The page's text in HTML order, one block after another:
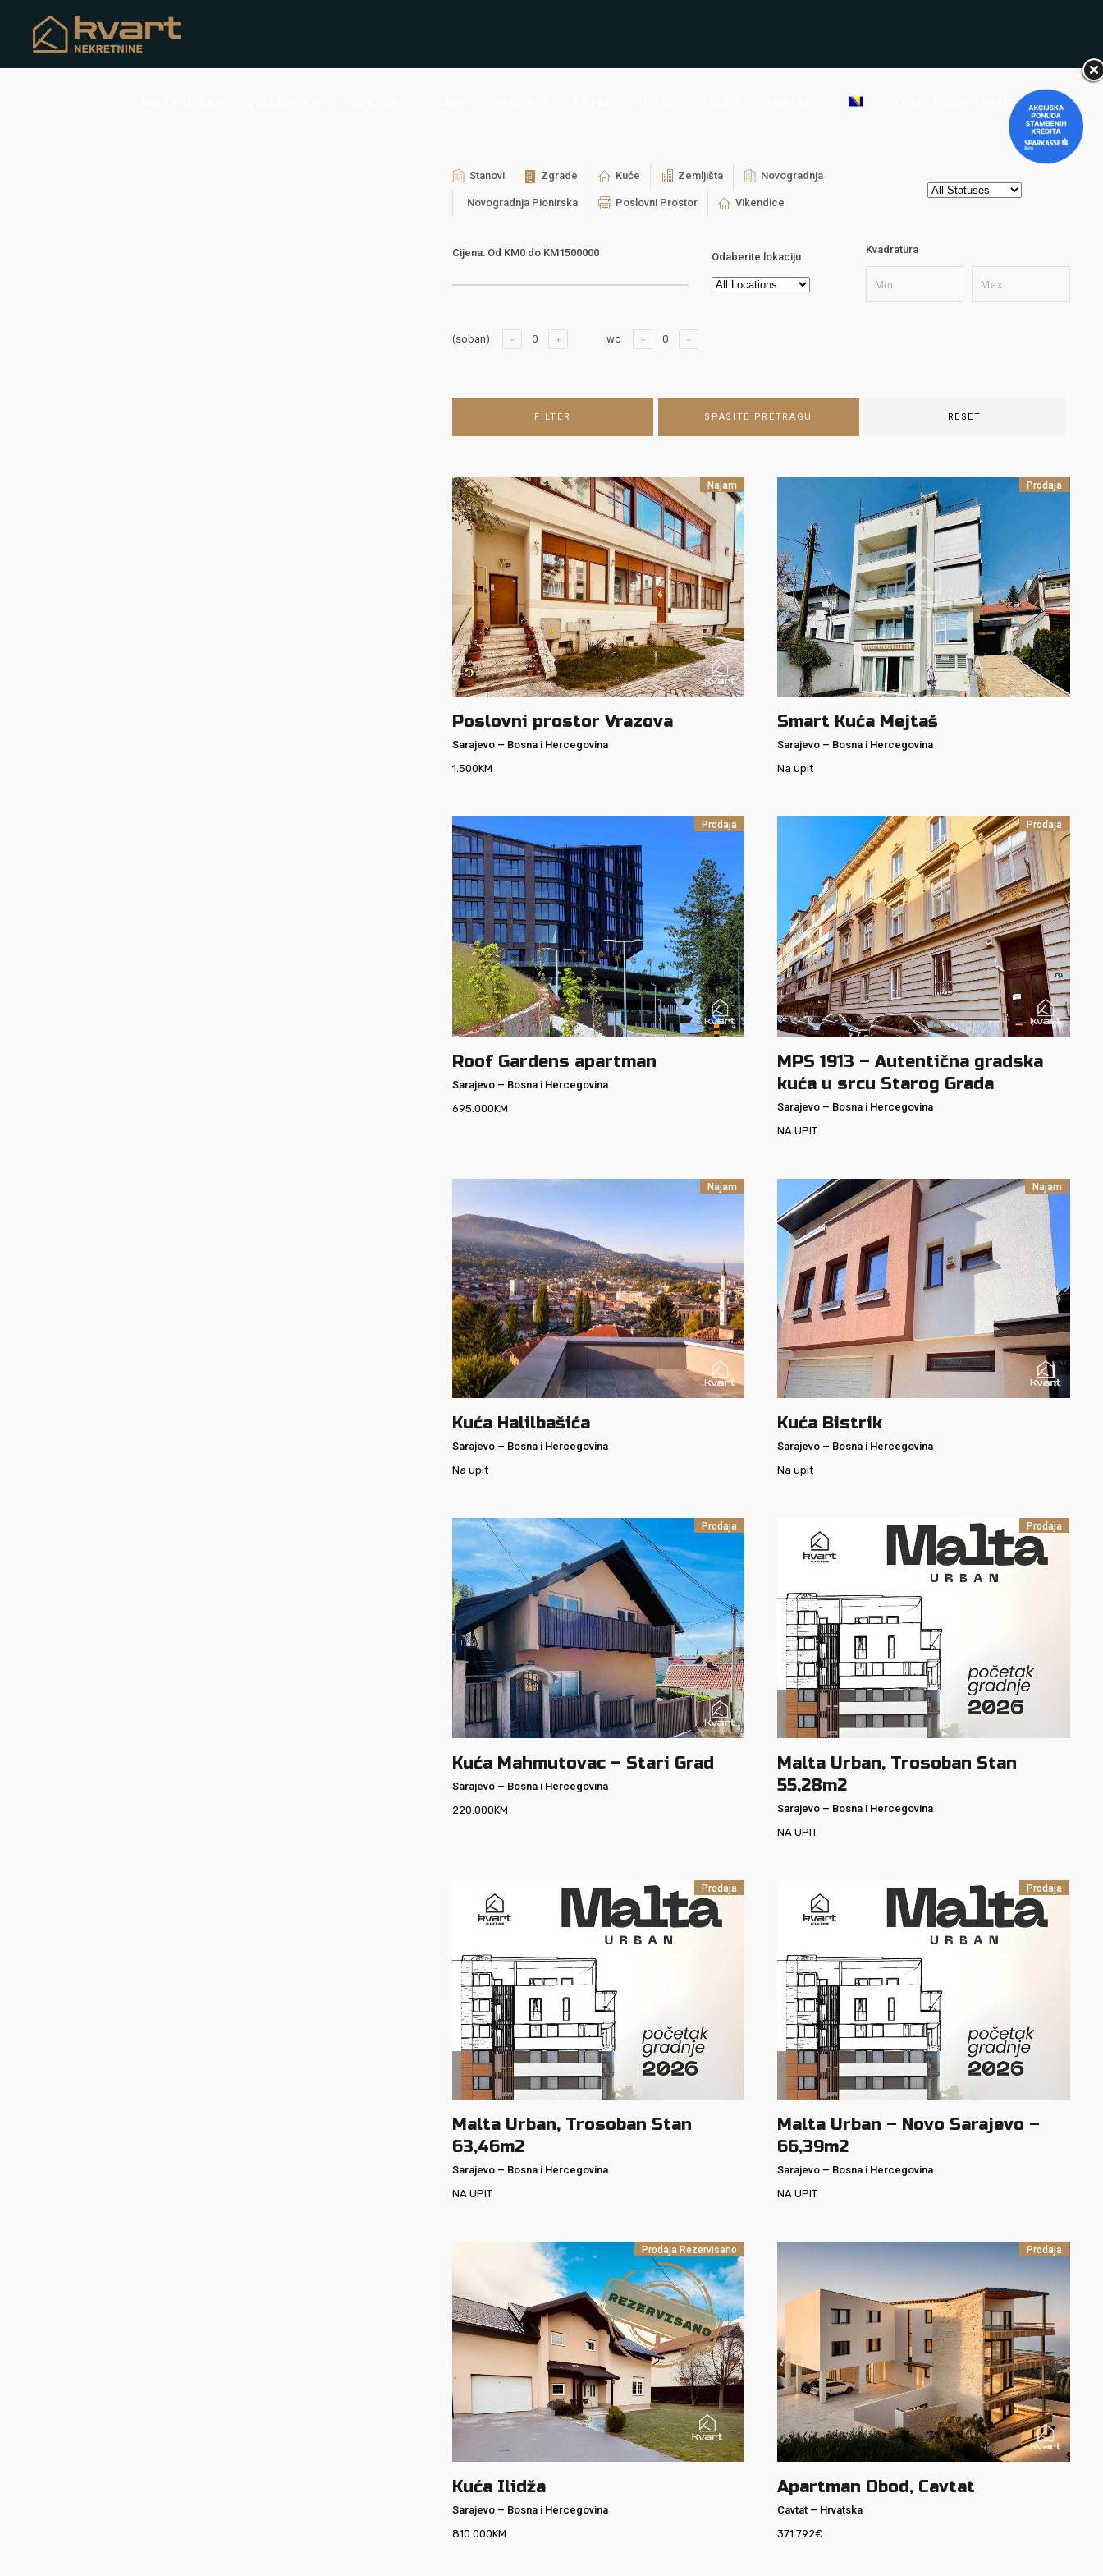
OPŠTI USLOVI POSLOVANJA
Stanovi Zgrade Kuće Zemljišta Novogradnja
Novogradnja Pionirska Poslovni Prostor Vikendice
Cijena: Od KM0 do KM1500000 Odaberite lokaciju
Kvadratura
(soban) wc
FILTER SPASITE PRETRAGU RESET
Najam
Poslovni prostor Vrazova
Sarajevo – Bosna i Hercegovina
1.500KM
Prodaja
Smart Kuća Mejtaš
Sarajevo – Bosna i Hercegovina
Na upit
Prodaja
Roof Gardens apartman
Sarajevo – Bosna i Hercegovina
695.000KM
Prodaja
MPS 1913 – Autentična gradska
kuća u srcu Starog Grada
Sarajevo – Bosna i Hercegovina
NA UPIT
Najam
Kuća Halilbašića
Sarajevo – Bosna i Hercegovina
Na upit
Najam
Kuća Bistrik
Sarajevo – Bosna i Hercegovina
Na upit
Prodaja
Kuća Mahmutovac – Stari Grad
Sarajevo – Bosna i Hercegovina
220.000KM
Prodaja
Malta Urban, Trosoban Stan
55,28m2
Sarajevo – Bosna i Hercegovina
NA UPIT
Prodaja
Malta Urban, Trosoban Stan
63,46m2
Sarajevo – Bosna i Hercegovina
NA UPIT
Prodaja
Malta Urban – Novo Sarajevo –
66,39m2
Sarajevo – Bosna i Hercegovina
NA UPIT
Prodaja Rezervisano
Kuća Ilidža
Sarajevo – Bosna i Hercegovina
810.000KM
Prodaja
Apartman Obod, Cavtat
Cavtat – Hrvatska
371.792€